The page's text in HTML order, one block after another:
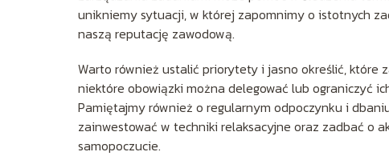
unikniemy sytuacji, w której zapomnimy o istotnych
naszą reputację zawodową.
Warto również ustalić priorytety i jasno określić, które
niektóre obowiązki można delegować lub ograniczyć
Pamiętajmy również o regularnym odpoczynku i
zainwestować w techniki relaksacyjne oraz zadbać o
samopoczucie.